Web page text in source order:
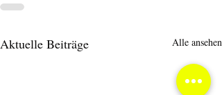
Aktuelle Beiträge Alle ansehen